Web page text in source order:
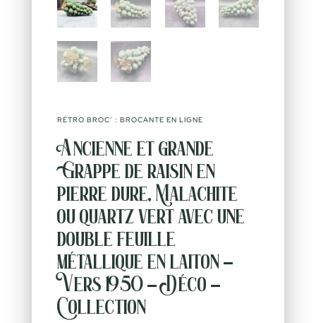
RÉTRO BROC’ : BROCANTE EN LIGNE
Ancienne et grande
Grappe de raisin en
pierre dure, Malachite
ou quartz vert avec une
double feuille
métallique en laiton –
Vers 1950 – Déco –
Collection